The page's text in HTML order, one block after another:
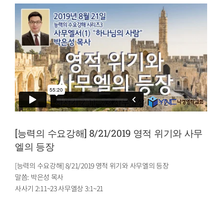
[능력의 수요강해] 8/21/2019 영적 위기와 사무
엘의 등장
[능력의 수요강해] 8/21/2019 영적 위기와 사무엘의 등장
말씀: 박은성 목사
사사기 2:11~23 사무엘상 3:1~21